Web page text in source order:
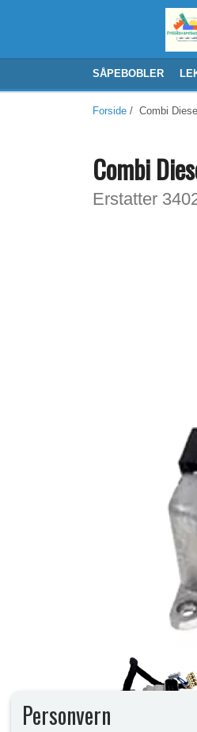
SÅPEBOBLER
Forside / Combi
Combi
Erstatter
Personvern